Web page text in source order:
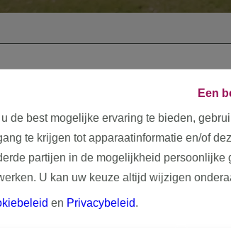
Een
u de best mogelijke ervaring te bieden,
te krijgen tot apparaatinformatie en/of
partijen in de mogelijkheid
U kan uw keuze altijd wijzigen
en Privacybeleid